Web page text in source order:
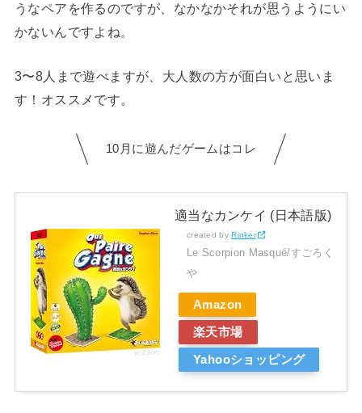
うなペアを作るのですが、なかなかそれが思うようにい
かないんですよね。
3〜8人まで遊べますが、大人数の方が面白いと思いま
す！オススメです。
10月に遊んだゲームはコレ
適当なカンケイ (日本語版)
created byRinker
Le Scorpion Masqué/すごろく
や
Amazon
楽天市場
Yahooショッピング